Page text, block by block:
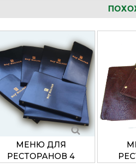
МЕНЮ ДЛЯ
РЕСТОРАНОВ 4